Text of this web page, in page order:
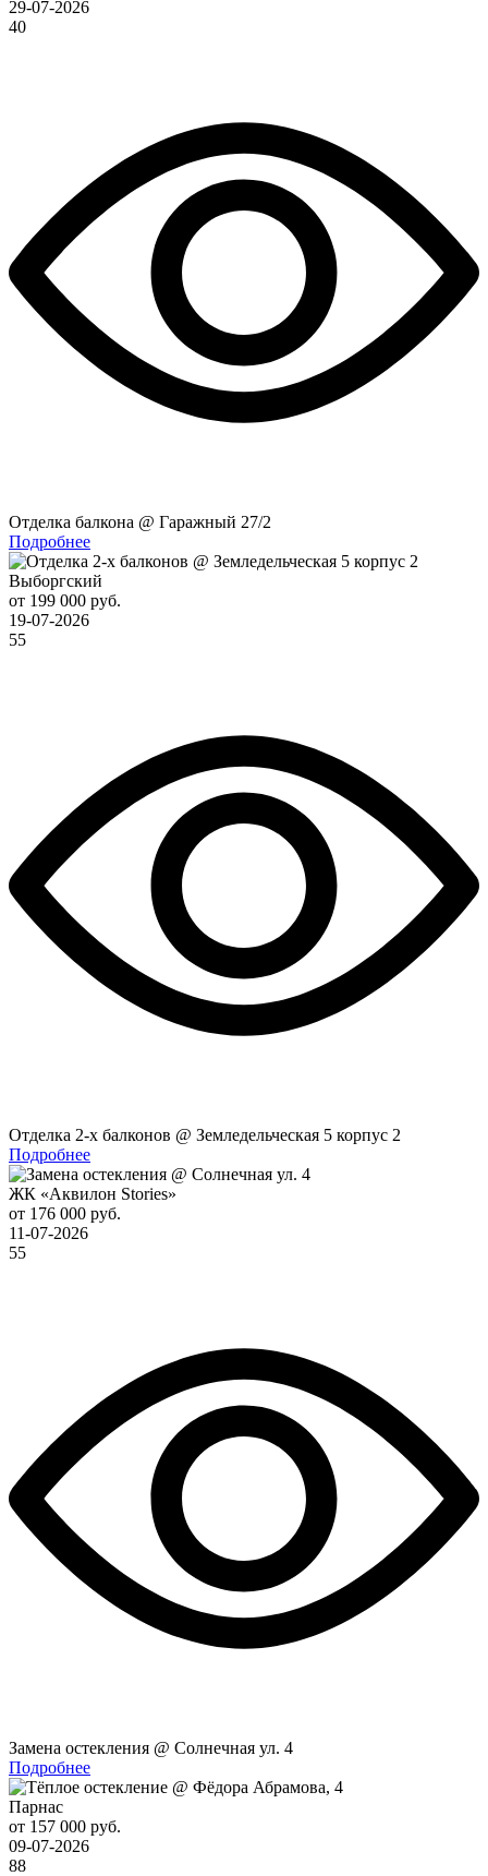
29-07-2026
40
Отделка балкона @ Гаражный 27/2
Подробнее
Выборгский
от 199 000 руб.
19-07-2026
55
Отделка 2-x балконов @ Земледельческая 5 корпус 2
Подробнее
ЖК «Аквилон Stories»
от 176 000 руб.
11-07-2026
55
Замена остекления @ Солнечная ул. 4
Подробнее
Парнас
от 157 000 руб.
09-07-2026
88